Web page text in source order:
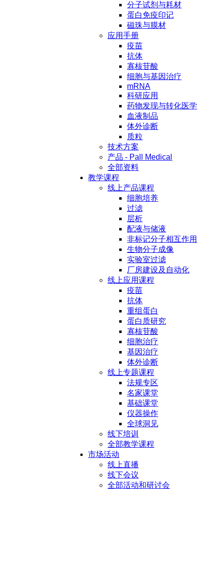
分子试剂与耗材
蛋白免疫印记
磁珠与膜材
应用手册
疫苗
抗体
寡核苷酸
细胞与基因治疗
mRNA
科研应用
药物发现与转化医学
血液制品
体外诊断
质粒
技术方案
产品 - Pall Medical
全部资料
教学课程
线上产品课程
细胞培养
过滤
层析
配液与储液
非标记分子相互作用
生物分子成像
实验室过滤
厂房建设及自动化
线上应用课程
疫苗
抗体
重组蛋白
蛋白质研究
寡核苷酸
细胞治疗
基因治疗
体外诊断
线上专题课程
法规专区
名家课堂
基础课堂
仪器操作
全球洞见
线下培训
全部教学课程
市场活动
线上直播
线下会议
全部活动和研讨会